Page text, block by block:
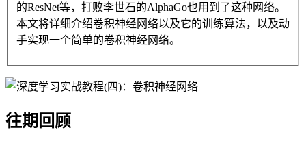
的ResNet等，打败李世石的AlphaGo也用到了这种网络。
本文将详细介绍卷积神经网络以及它的训练算法，以及动
手实现一个简单的卷积神经网络。
往期回顾